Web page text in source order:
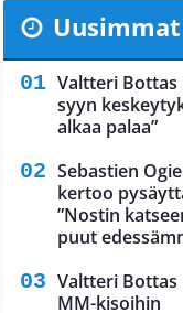
Uusimmat
Valtteri
syyn
alkaa palaa”
Sebastien
kertoo
”Nostin
puut
Valtteri Bottas
MM-kisoihin